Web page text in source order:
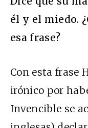
él y el miedo.
esa frase?
Con esta frase
irónico por
Invencible se